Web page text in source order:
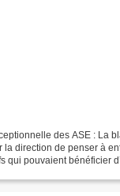
des ASE : La
la direction de penser à
qui pouvaient bénéficier